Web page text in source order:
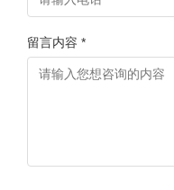
留言内容 *